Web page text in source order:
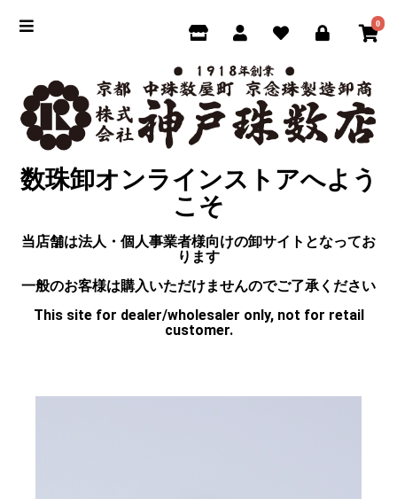
0
数珠卸オンラインストアへよう
こそ
当店舗は法人・個人事業者様向けの卸サイトとなってお
ります
一般のお客様は購入いただけませんのでご了承ください
This site for dealer/wholesaler only, not for retail
customer.